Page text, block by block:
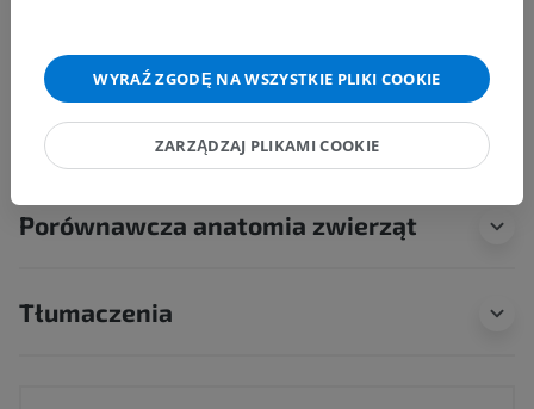
Neuroanatomia człowieka
Porównawcza anatomia zwierząt
Tłumaczenia
WYRAŹ ZGODĘ NA WSZYSTKIE PLIKI COOKIE
ZARZĄDZAJ PLIKAMI COOKIE